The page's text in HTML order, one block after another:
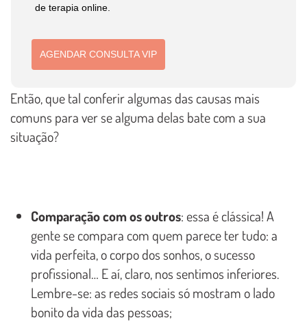
de terapia online.
AGENDAR CONSULTA VIP
Então, que tal conferir algumas das causas mais
comuns para ver se alguma delas bate com a sua
situação?
Comparação com os outros: essa é clássica! A
gente se compara com quem parece ter tudo: a
vida perfeita, o corpo dos sonhos, o sucesso
profissional… E aí, claro, nos sentimos inferiores.
Lembre-se: as redes sociais só mostram o lado
bonito da vida das pessoas;